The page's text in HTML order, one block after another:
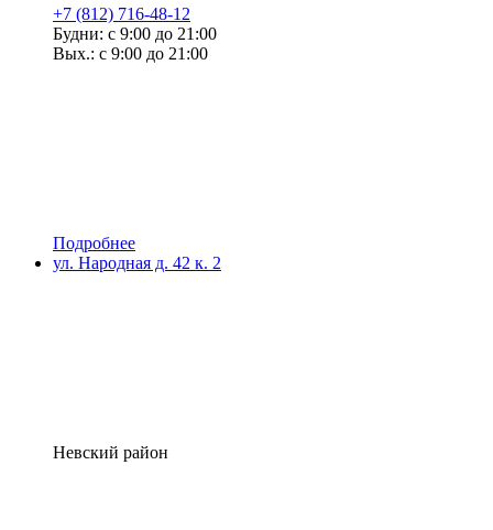
+7 (812) 716-48-12
Будни: с 9:00 до 21:00
Вых.: с 9:00 до 21:00
Подробнее
ул. Народная д. 42 к. 2
Невский район